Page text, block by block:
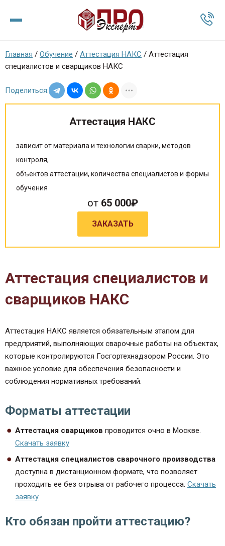
Главная / Обучение / Аттестация НАКС / Аттестация
специалистов и сварщиков НАКС
Поделиться:
Аттестация НАКС
зависит от материала и технологии сварки, методов
контроля,
объектов аттестации, количества специалистов и формы
обучения
от 65 000₽
ЗАКАЗАТЬ
Аттестация специалистов и
сварщиков НАКС
Аттестация НАКС является обязательным этапом для
предприятий, выполняющих сварочные работы на объектах,
которые контролируются Госгортехнадзором России. Это
важное условие для обеспечения безопасности и
соблюдения нормативных требований.
Форматы аттестации
Аттестация сварщиков проводится очно в Москве.
Скачать заявку
Аттестация специалистов сварочного производства
доступна в дистанционном формате, что позволяет
проходить ее без отрыва от рабочего процесса. Скачать
заявку
Кто обязан пройти аттестацию?